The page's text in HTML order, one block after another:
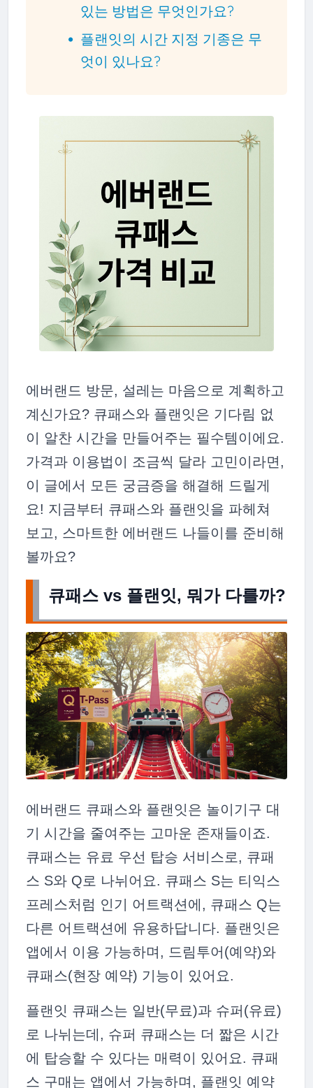
있는 방법은 무엇인가요?
플랜잇의 시간 지정 기종은 무
엇이 있나요?
에버랜드 방문, 설레는 마음으로 계획하고
계신가요? 큐패스와 플랜잇은 기다림 없
이 알찬 시간을 만들어주는 필수템이에요.
가격과 이용법이 조금씩 달라 고민이라면,
이 글에서 모든 궁금증을 해결해 드릴게
요! 지금부터 큐패스와 플랜잇을 파헤쳐
보고, 스마트한 에버랜드 나들이를 준비해
볼까요?
큐패스 vs 플랜잇, 뭐가 다를까?
에버랜드 큐패스와 플랜잇은 놀이기구 대
기 시간을 줄여주는 고마운 존재들이죠.
큐패스는 유료 우선 탑승 서비스로, 큐패
스 S와 Q로 나뉘어요. 큐패스 S는 티익스
프레스처럼 인기 어트랙션에, 큐패스 Q는
다른 어트랙션에 유용하답니다. 플랜잇은
앱에서 이용 가능하며, 드림투어(예약)와
큐패스(현장 예약) 기능이 있어요.
플랜잇 큐패스는 일반(무료)과 슈퍼(유료)
로 나뉘는데, 슈퍼 큐패스는 더 짧은 시간
에 탑승할 수 있다는 매력이 있어요. 큐패
스 구매는 앱에서 가능하며, 플랜잇 예약